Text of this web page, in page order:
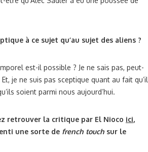
à ce sujet qu’au sujet des aliens ?
est-il possible ? Je ne sais pas, peut-
je ne suis pas sceptique quant au fait qu’il
soient parmi nous aujourd’hui.
retrouver la critique par El Nioco ici,
une sorte de french touch sur le